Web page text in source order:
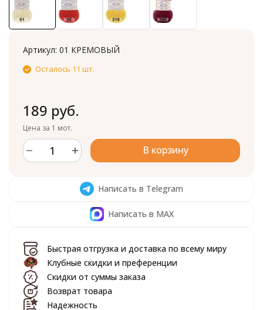
Артикул: 01 КРЕМОВЫЙ
Осталось 11 шт.
189 руб.
Цена за 1 мот.
В корзину
Написать в Telegram
Написать в MAX
Быстрая отгрузка и доставка по всему миру
Клубные скидки и преференции
Скидки от суммы заказа
Возврат товара
Надежность